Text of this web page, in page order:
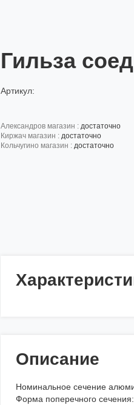
Гильза
Артикул:
александров магазин : достаточно
киржач магазин : достаточно
кольчугино магазин : достаточно
Описание
Номинальное сечение
Форма поперечного сечения: